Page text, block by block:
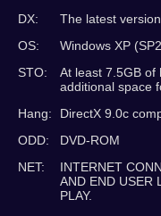
DX:
The latest
OS:
Windows XP
STO:
At least 7.5GB of
additional space
Hang:
DirectX 9.0c
ODD:
DVD-ROM
NET:
INTERNET
AND END USER
PLAY.